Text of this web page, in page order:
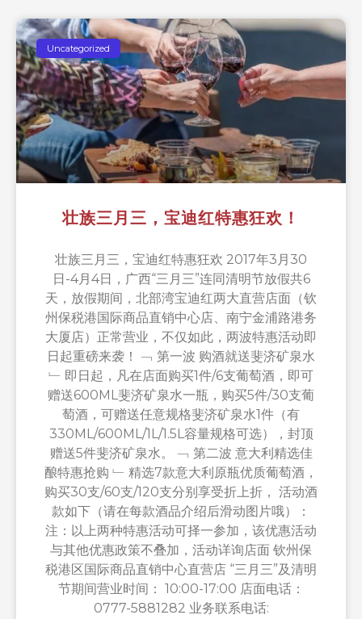
Uncategorized
壮族三月三，宝迪红特惠狂欢！
壮族三月三，宝迪红特惠狂欢 2017年3月30
日-4月4日，广西“三月三”连同清明节放假共6
天，放假期间，北部湾宝迪红两大直营店面（钦
州保税港国际商品直销中心店、南宁金浦路港务
大厦店）正常营业，不仅如此，两波特惠活动即
日起重磅来袭！ ﹁ 第一波 购酒就送斐济矿泉水
﹂ 即日起，凡在店面购买1件/6支葡萄酒，即可
赠送600ML斐济矿泉水一瓶，购买5件/30支葡
萄酒，可赠送任意规格斐济矿泉水1件（有
330ML/600ML/1L/1.5L容量规格可选），封顶
赠送5件斐济矿泉水。 ﹁ 第二波 意大利精选佳
酿特惠抢购 ﹂ 精选7款意大利原瓶优质葡萄酒，
购买30支/60支/120支分别享受折上折， 活动酒
款如下（请在每款酒品介绍后滑动图片哦）：
注：以上两种特惠活动可择一参加，该优惠活动
与其他优惠政策不叠加，活动详询店面 钦州保
税港区国际商品直销中心直营店 “三月三”及清明
节期间营业时间： 10:00-17:00 店面电话：
0777-5881282 业务联系电话: